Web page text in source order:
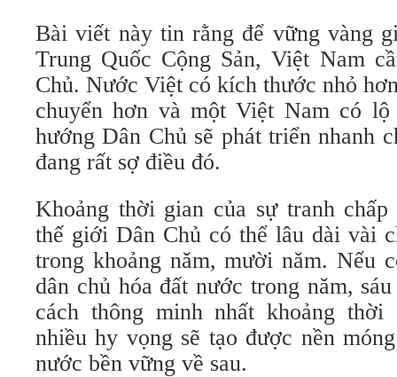
Bài viết này tin rằng để vững vàng
Trung Quốc Cộng Sản, Việt Nam
Chủ. Nước Việt có kích thước nhỏ
chuyển hơn và một Việt Nam có
hướng Dân Chủ sẽ phát triển nhanh
đang rất sợ điều đó.
Khoảng thời gian của sự tranh
thế giới Dân Chủ có thể lâu dài vài
trong khoảng năm, mười năm. Nếu
dân chủ hóa đất nước trong năm,
cách thông minh nhất khoảng thời
nhiều hy vọng sẽ tạo được nền
nước bền vững về sau.